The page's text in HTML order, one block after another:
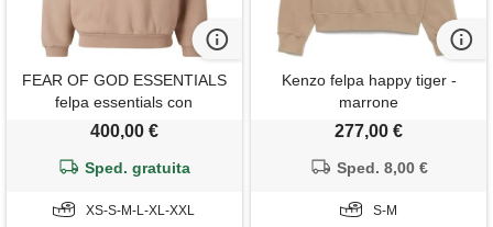
FEAR OF GOD ESSENTIALS
felpa essentials con
cappuccio - toni neutri
400,00 €
Sped. gratuita
XS-S-M-L-XL-XXL
Kenzo felpa happy tiger -
marrone
277,00 €
Sped. 8,00 €
S-M